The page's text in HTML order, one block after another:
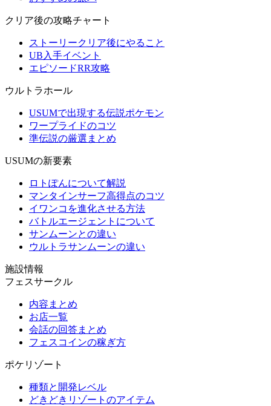
クリア後の攻略チャート
ストーリークリア後にやること
UB入手イベント
エピソードRR攻略
ウルトラホール
USUMで出現する伝説ポケモン
ワープライドのコツ
準伝説の厳選まとめ
USUMの新要素
ロトぽんについて解説
マンタインサーフ高得点のコツ
イワンコを進化させる方法
バトルエージェントについて
サンムーンとの違い
ウルトラサンムーンの違い
施設情報
フェスサークル
内容まとめ
お店一覧
会話の回答まとめ
フェスコインの稼ぎ方
ポケリゾート
種類と開発レベル
どきどきリゾートのアイテム